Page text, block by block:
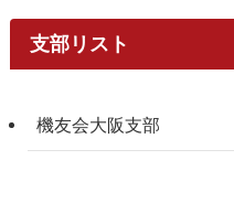
支部リスト
機友会大阪支部